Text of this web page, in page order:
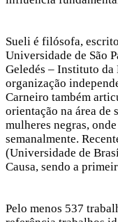
Sueli é filósofa,
Universidade de São
Geledés – Instituto
organização
Carneiro também
orientação na área de
mulheres negras,
semanalmente.
(Universidade de
Causa, sendo a
Pelo menos 537